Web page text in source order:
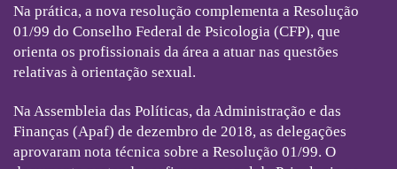
Na prática, a nova resolução complementa a Resolução
01/99 do Conselho Federal de Psicologia (CFP), que
orienta os profissionais da área a atuar nas questões
relativas à orientação sexual.
Na Assembleia das Políticas, da Administração e das
Finanças (Apaf) de dezembro de 2018, as delegações
aprovaram nota técnica sobre a Resolução 01/99. O